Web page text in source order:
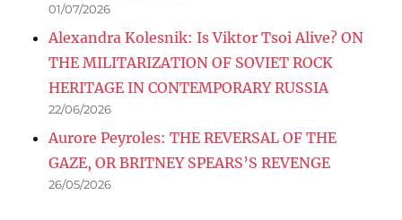
01/07/2026
Alexandra Kolesnik: Is Viktor Tsoi Alive? ON
THE MILITARIZATION OF SOVIET ROCK
HERITAGE IN CONTEMPORARY RUSSIA
22/06/2026
Aurore Peyroles: THE REVERSAL OF THE
GAZE, OR BRITNEY SPEARS’S REVENGE
26/05/2026